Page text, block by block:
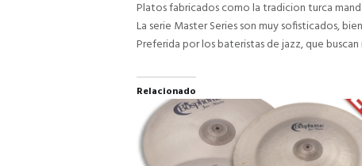
Platos fabricados como la tradicion turca
La serie Master Series son muy sofisticados,
Preferida por los bateristas de jazz, que
Relacionado